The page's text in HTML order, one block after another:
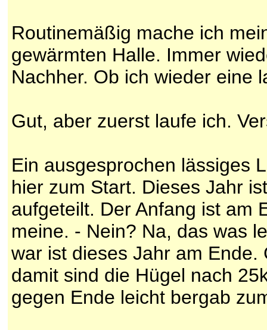
Routinemäßig mache ich
gewärmten Halle. Immer
Nachher. Ob ich wieder eine
Gut, aber zuerst laufe ich.
Ein ausgesprochen lässiges
hier zum Start. Dieses Jahr
aufgeteilt. Der Anfang ist am
meine. - Nein? Na, das was
war ist dieses Jahr am
damit sind die Hügel nach
gegen Ende leicht bergab